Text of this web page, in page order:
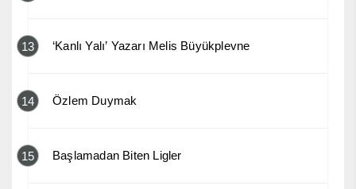
13 ‘Kanlı Yalı’ Yazarı Melis Büyükplevne
14 Özlem Duymak
15 Başlamadan Biten Ligler